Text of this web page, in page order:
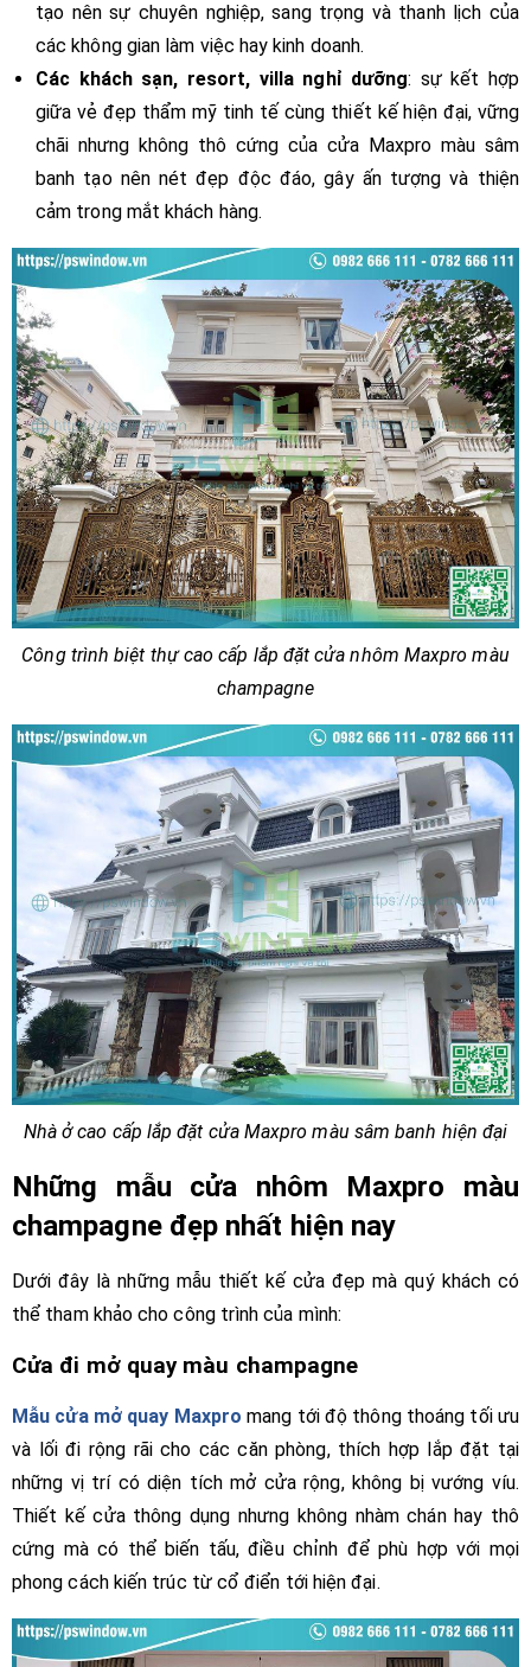
tạo nên sự chuyên nghiệp, sang trọng và thanh lịch của
các không gian làm việc hay kinh doanh.
Các khách sạn, resort, villa nghỉ dưỡng: sự kết hợp
giữa vẻ đẹp thẩm mỹ tinh tế cùng thiết kế hiện đại, vững
chãi nhưng không thô cứng của cửa Maxpro màu sâm
banh tạo nên nét đẹp độc đáo, gây ấn tượng và thiện
cảm trong mắt khách hàng.
Công trình biệt thự cao cấp lắp đặt cửa nhôm Maxpro màu
champagne
Nhà ở cao cấp lắp đặt cửa Maxpro màu sâm banh hiện đại
Những mẫu cửa nhôm Maxpro màu
champagne đẹp nhất hiện nay
Dưới đây là những mẫu thiết kế cửa đẹp mà quý khách có
thể tham khảo cho công trình của mình:
Cửa đi mở quay màu champagne
Mẫu cửa mở quay Maxpro mang tới độ thông thoáng tối ưu
và lối đi rộng rãi cho các căn phòng, thích hợp lắp đặt tại
những vị trí có diện tích mở cửa rộng, không bị vướng víu.
Thiết kế cửa thông dụng nhưng không nhàm chán hay thô
cứng mà có thể biến tấu, điều chỉnh để phù hợp với mọi
phong cách kiến trúc từ cổ điển tới hiện đại.